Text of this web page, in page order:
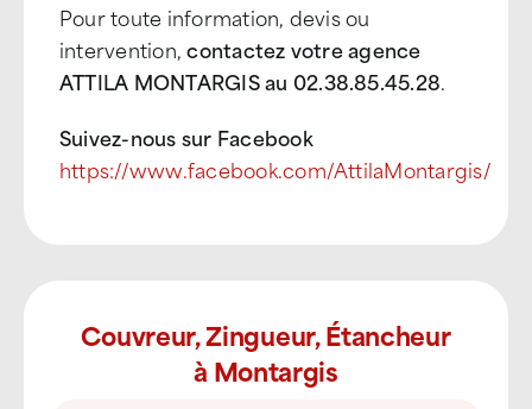
Pour toute information, devis ou
intervention,contactez votre agence
ATTILA MONTARGIS au 02.38.85.45.28.
Suivez-nous sur Facebook
https://www.facebook.com/AttilaMontargis/
Couvreur, Zingueur, Étancheur
à Montargis